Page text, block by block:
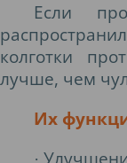
Если
колготки
лучше, чем
Их
·